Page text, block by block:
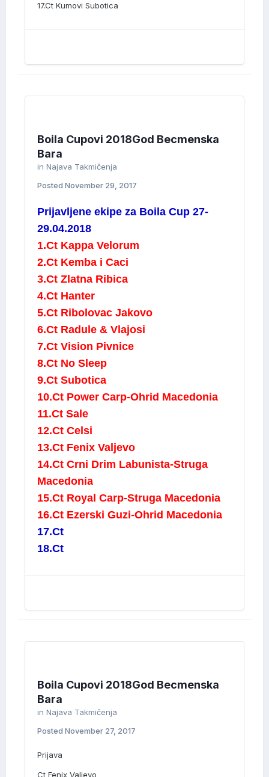
17.Ct Kumovi Subotica
Boila Cupovi 2018God Becmenska
Bara
in Najava Takmičenja
Posted November 29, 2017
Prijavljene ekipe za Boila Cup 27-
29.04.2018
1.Ct Kappa Velorum
2.Ct Kemba i Caci
3.Ct Zlatna Ribica
4.Ct Hanter
5.Ct Ribolovac Jakovo
6.Ct Radule & Vlajosi
7.Ct Vision Pivnice
8.Ct No Sleep
9.Ct Subotica
10.Ct Power Carp-Ohrid Macedonia
11.Ct Sale
12.Ct Celsi
13.Ct Fenix Valjevo
14.Ct Crni Drim Labunista-Struga
Macedonia
15.Ct Royal Carp-Struga Macedonia
16.Ct Ezerski Guzi-Ohrid Macedonia
17.Ct
18.Ct
Boila Cupovi 2018God Becmenska
Bara
in Najava Takmičenja
Posted November 27, 2017
Prijava
Ct Fenix Valjevo